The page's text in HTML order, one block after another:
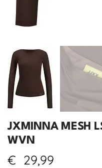
JXMINNA MESH
WVN
€ 29,99